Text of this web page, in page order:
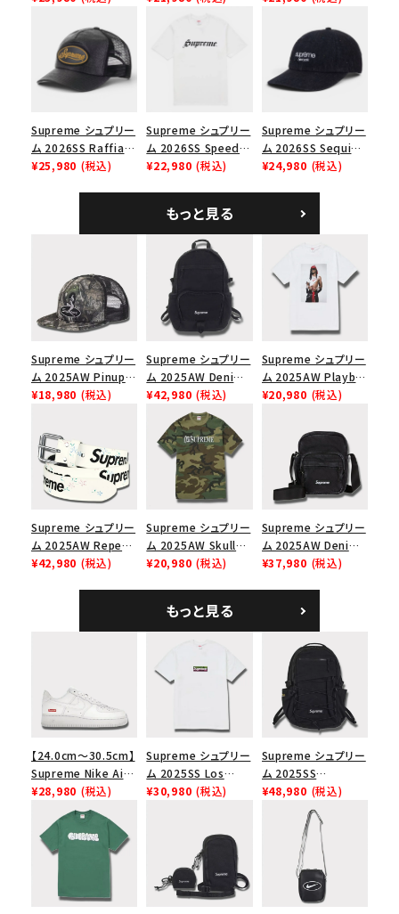
絞り込んで検索する
ノツイル キャンプキャ
ップ ブラック
Supreme シュプリー
ム 2026SS Raffia
Mesh Back 5-Panel
¥25,980 (税込)
Supreme シュプリー
ム 2026SS Speed
Tee スピードTシャツ
¥22,980 (税込)
Supreme シュプリー
ム 2026SS Sequin
Denim Classic
シックロゴ 6パネルキ
ャップ ブラック
¥24,980 (税込)
もっと見る
Supreme シュプリー
ム 2025AW Pinup
Mesh Back 5-Panel
ュバック 5パネルキャ
ップ トゥルーティン
バーHTC フォールカ
¥18,980 (税込)
Supreme シュプリー
ム 2025AW Denim
Backpack デニム バ
ックパック ブラック
¥42,980 (税込)
Supreme シュプリー
ム 2025AW Playboi
Carti Tee プレイボ
¥20,980 (税込)
Supreme シュプリー
ム 2025AW Repeat
Leather Belt リピー
¥42,980 (税込)
Supreme シュプリー
ム 2025AW Skull
Tee スカル Tシャ
¥20,980 (税込)
Supreme シュプリー
ム 2025AW Denim
Shoulder Bag デニ
¥37,980 (税込)
もっと見る
【24.0cm～30.5cm】
Supreme Nike Air
Force 1 Low シュプ
リーム ナイキエアフォ
ース１スニーカー シ
ューズ ホワイト
¥28,980 (税込)
Supreme シュプリー
ム 2025SS Los
Angeles Fire Relief
スロゴTシャツ ホワ
¥30,980 (税込)
Supreme シュプリー
ム 2025SS
Backpack バックパッ
ク ブラック 黒
¥48,980 (税込)